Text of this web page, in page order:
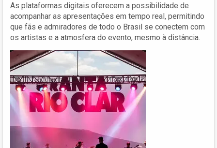
As plataformas digitais oferecem a possibilidade de
acompanhar as apresentações em tempo real, permitindo
que fãs e admiradores de todo o Brasil se conectem com
os artistas e a atmosfera do evento, mesmo à distância.